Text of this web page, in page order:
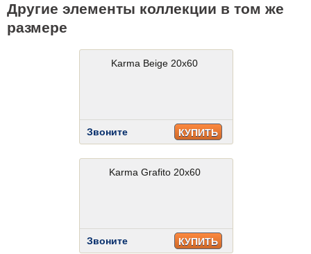
Другие элементы коллекции в том же
размере
Karma Beige 20x60
Звоните КУПИТЬ
Karma Grafito 20x60
Звоните КУПИТЬ